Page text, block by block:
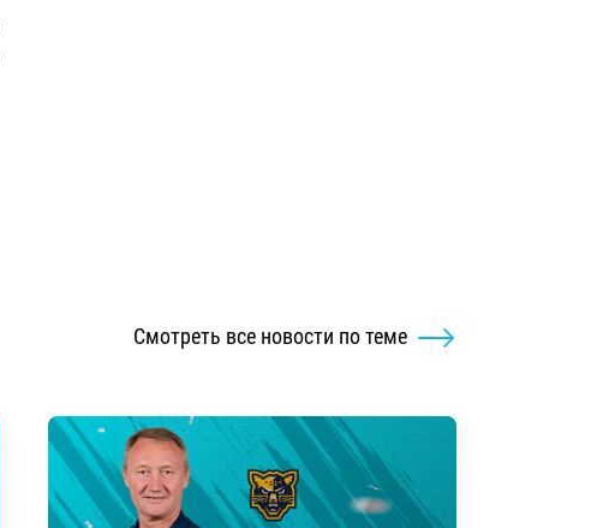
Смотреть все новости по теме